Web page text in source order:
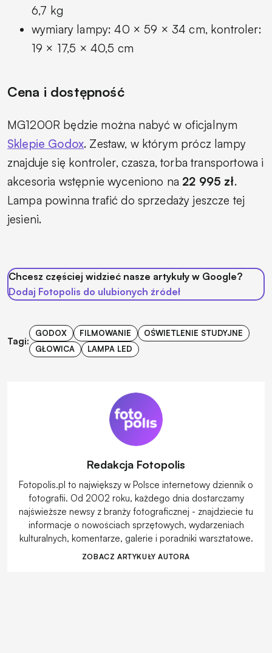
6,7 kg
wymiary lampy: 40 × 59 × 34 cm, kontroler:
19 × 17,5 × 40,5 cm
Cena i dostępność
MG1200R będzie można nabyć w oficjalnym
Sklepie Godox. Zestaw, w którym prócz lampy
znajduje się kontroler, czasza, torba transportowa i
akcesoria wstępnie wyceniono na 22 995 zł.
Lampa powinna trafić do sprzedaży jeszcze tej
jesieni.
Chcesz częściej widzieć nasze artykuły w Google?
Dodaj Fotopolis do ulubionych źródeł
Tagi:
GODOX FILMOWANIE
OŚWIETLENIE STUDYJNE
GŁOWICA
LAMPA LED
Redakcja Fotopolis
Fotopolis.pl to największy w Polsce internetowy dziennik o
fotografii. Od 2002 roku, każdego dnia dostarczamy
najświeższe newsy z branży fotograficznej - znajdziecie tu
informacje o nowościach sprzętowych, wydarzeniach
kulturalnych, komentarze, galerie i poradniki warsztatowe.
ZOBACZ ARTYKUŁY AUTORA